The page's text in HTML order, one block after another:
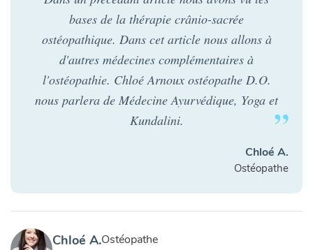
bases de la thérapie crânio-sacrée
ostéopathique. Dans cet article nous allons à
d'autres médecines complémentaires à
l'ostéopathie. Chloé Arnoux ostéopathe D.O.
nous parlera de Médecine Ayurvédique, Yoga et
Kundalini.
Chloé A.
Ostéopathe
Chloé A.Ostéopathe